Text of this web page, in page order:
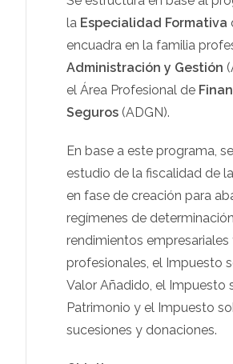
la Especialidad Formativa
encuadra en la familia
Administración y Gestión
el Área Profesional de
Seguros (ADGN).
En base a este programa,
estudio de la fiscalidad de
en fase de creación para
regímenes de
rendimientos empresariales
profesionales, el Impuesto
Valor Añadido, el Impuesto
Patrimonio y el Impuesto
sucesiones y donaciones.